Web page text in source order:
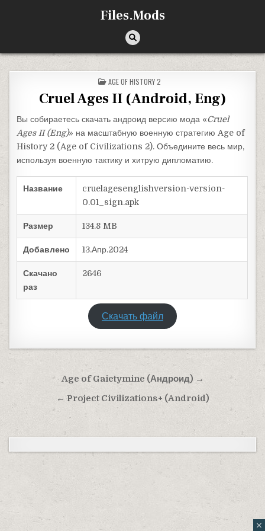
Files.Mods
ОПУБЛИКОВАНО В
AGE OF HISTORY 2
Cruel Ages II (Android, Eng)
Вы собираетесь скачать андроид версию мода «Cruel
Ages II (Eng)» на масштабную военную стратегию Age of
History 2 (Age of Civilizations 2). Объедините весь мир,
используя военную тактику и хитрую дипломатию.
Название
cruelagesenglishversion-version-
0.01_sign.apk
Размер 134.8 MB
Добавлено 13.Апр.2024
Скачано
раз
2646
Скачать файл
Навигация по записям
Age of Gaietymine (Андроид) →
← Project Civilizations+ (Android)